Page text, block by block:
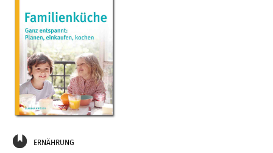
ERNÄHRUNG